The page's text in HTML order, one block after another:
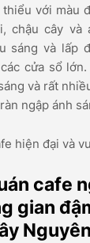
với màu
chậu cây và
sáng và lấp
cửa sổ
và rất
ngập ánh
hiện đại và
cafe
gian
Nguyên